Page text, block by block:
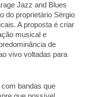
Jazz and Blues
do proprietário Sérgio
A proposta é criar
musical e
de
vivo voltadas para
bandas que